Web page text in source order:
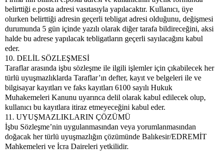
belirttiği e.posta adresi vasıtasıyla yapılacaktır. Kullanıcı, üye
olurken belirttiği adresin geçerli tebligat adresi olduğunu, değişmesi
durumunda 5 gün içinde yazılı olarak diğer tarafa bildireceğini, aksi
halde bu adrese yapılacak tebligatların geçerli sayılacağını kabul
eder.
10. DELİL SÖZLEŞMESİ
Taraflar arasında işbu sözleşme ile ilgili işlemler için çıkabilecek her
türlü uyuşmazlıklarda Taraflar’ın defter, kayıt ve belgeleri ile ve
bilgisayar kayıtları ve faks kayıtları 6100 sayılı Hukuk
Muhakemeleri Kanunu uyarınca delil olarak kabul edilecek olup,
kullanıcı bu kayıtlara itiraz etmeyeceğini kabul eder.
11. UYUŞMAZLIKLARIN ÇÖZÜMÜ
İşbu Sözleşme’nin uygulanmasından veya yorumlanmasından
doğacak her türlü uyuşmazlığın çözümünde Balıkesir/EDREMİT
Mahkemeleri ve İcra Daireleri yetkilidir.